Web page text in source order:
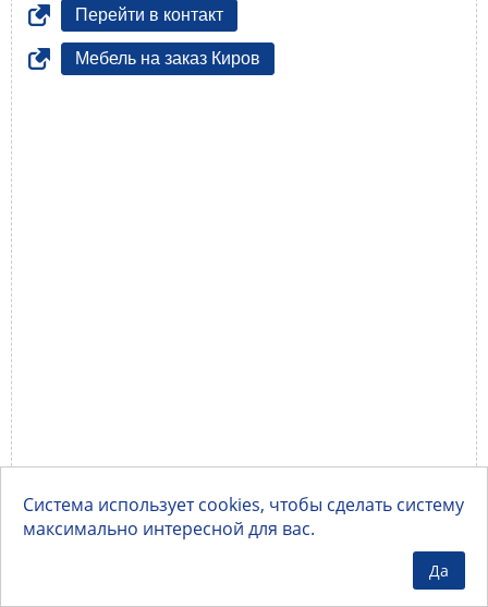
Перейти в контакт
Мебель на заказ Киров
Система использует cookies, чтобы сделать систему
максимально интересной для вас.
Да